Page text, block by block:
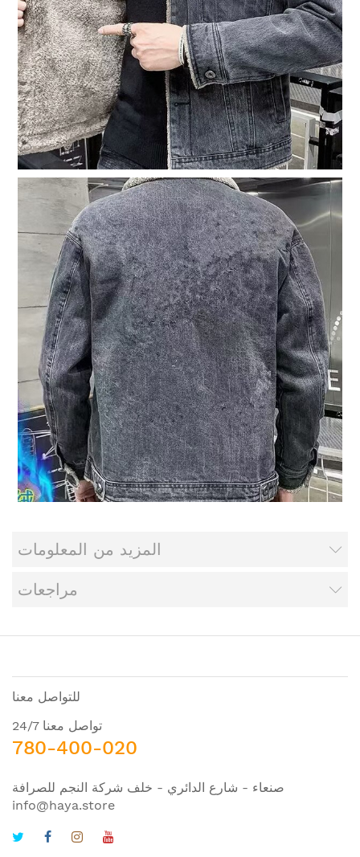
المزيد من المعلومات
مراجعات
للتواصل معنا
تواصل معنا 24/7
780-400-020
صنعاء - شارع الدائري - خلف شركة النجم للصرافة
info@haya.store